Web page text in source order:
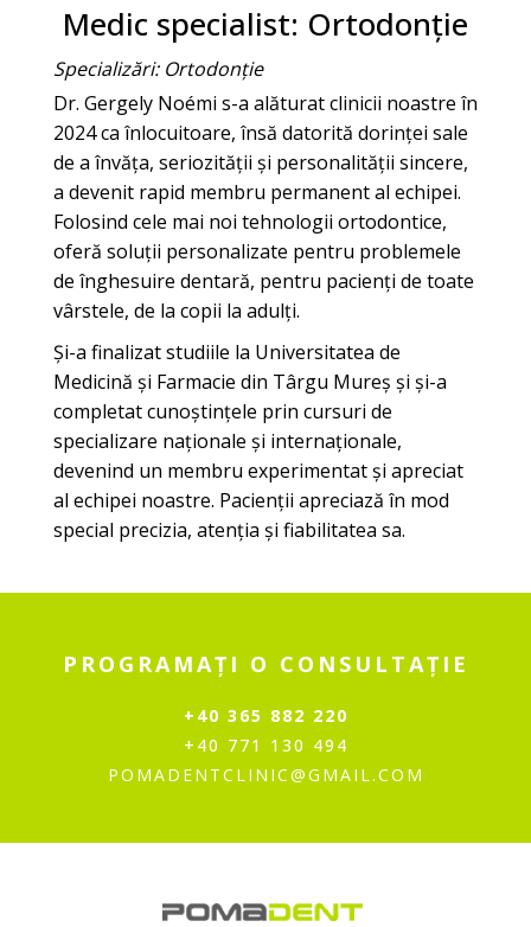
Medic specialist: Ortodonție
Specializări: Ortodonție
Dr. Gergely Noémi s-a alăturat clinicii noastre în
2024 ca înlocuitoare, însă datorită dorinței sale
de a învăța, seriozității și personalității sincere,
a devenit rapid membru permanent al echipei.
Folosind cele mai noi tehnologii ortodontice,
oferă soluții personalizate pentru problemele
de înghesuire dentară, pentru pacienți de toate
vârstele, de la copii la adulți.
Și-a finalizat studiile la Universitatea de
Medicină și Farmacie din Târgu Mureș și și-a
completat cunoștințele prin cursuri de
specializare naționale și internaționale,
devenind un membru experimentat și apreciat
al echipei noastre. Pacienții apreciază în mod
special precizia, atenția și fiabilitatea sa.
PROGRAMAȚI O CONSULTAȚIE
+40 365 882 220
+40 771 130 494
POMADENTCLINIC@GMAIL.COM